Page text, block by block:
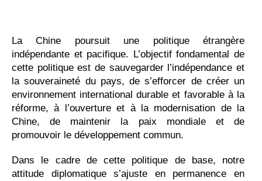
La Chine poursuit une politique étrangère
indépendante et pacifique. L’objectif fondamental de
cette politique est de sauvegarder l’indépendance et
la souveraineté du pays, de s’efforcer de créer un
environnement international durable et favorable à la
réforme, à l’ouverture et à la modernisation de la
Chine, de maintenir la paix mondiale et de
promouvoir le développement commun.
Dans le cadre de cette politique de base, notre
attitude diplomatique s’ajuste en permanence en